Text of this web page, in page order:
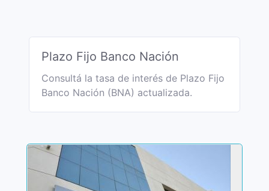
Plazo Fijo Banco Nación
Consultá la tasa de interés de Plazo Fijo
Banco Nación (BNA) actualizada.